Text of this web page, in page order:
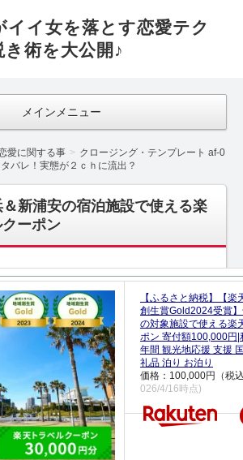
イイ女を落とす恋愛テク
術を大公開♪
メインメニュー
愛に関する事
クロージング・テンプレート af-0
バレ！実態が２ｃｈに流出？
＆新浦安の宿泊施設で使える楽
ーポン
【ふるさと納税】【楽
創生賞Gold2024受賞
の対象施設で使える楽
ポン 寄付額100,000円|
年間 観光地応援 支援
礼品 泊り お泊り
価格：100,000円（税
026/4/16時点)